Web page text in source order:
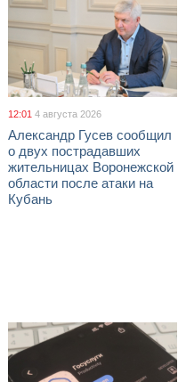
12:01 4 августа 2026
Александр Гусев сообщил
о двух пострадавших
жительницах Воронежской
области после атаки на
Кубань